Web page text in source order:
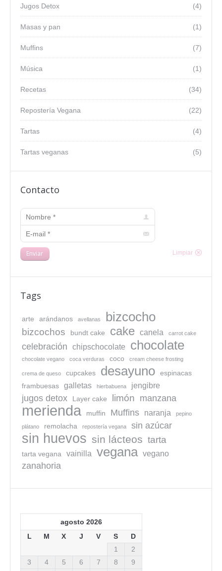
(4)
Jugos Detox
(1)
Masas y pan
(7)
Muffins
(1)
Música
(34)
Recetas
(22)
Repostería Vegana
(4)
Tartas
(5)
Tartas veganas
Contacto
Nombre *
E-mail *
Enviar Limpiar
Tags
arte arándanos avellanas bizcocho
bizcochos bundt cake cake canela carrot cake
celebración chipschocolate chocolate
chocolate vegano coca verduras coco cream cheese frosting
crema de queso cupcakes desayuno
espinacas
frambuesas
galletas hierbabuena jengibre
jugos detox Layer cake limón manzana
merienda muffin Muffins naranja pepino
plátano remolacha repostería vegana sin azúcar
sin huevos sin lácteos tarta
tarta vegana vainilla vegana vegano
zanahoria
agosto 2026
L
M X J V S
D
1
2
3
4 5 6 7 8
9